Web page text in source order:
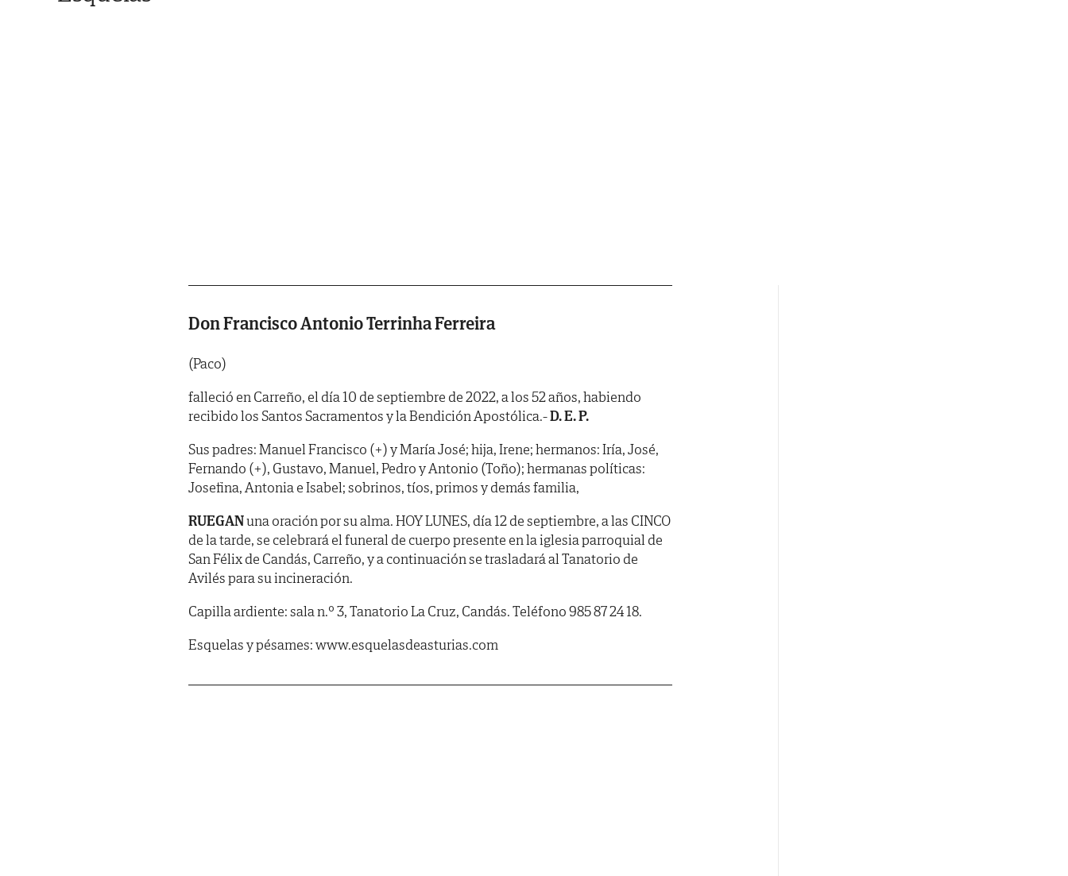
Don Francisco Antonio Terrinha Ferreira
(Paco)
falleció en Carreño, el día 10 de septiembre de 2022, a los 52 años, habiendo
recibido los Santos Sacramentos y la Bendición Apostólica.-D. E. P.
Sus padres: Manuel Francisco (+) y María José; hija, Irene; hermanos: Iría, José,
Fernando (+), Gustavo, Manuel, Pedro y Antonio (Toño); hermanas políticas:
Josefina, Antonia e Isabel; sobrinos, tíos, primos y demás familia,
RUEGANuna oración por su alma. HOY LUNES, día 12 de septiembre, a las CINCO
de la tarde, se celebrará el funeral de cuerpo presente en la iglesia parroquial de
San Félix de Candás, Carreño, y a continuación se trasladará al Tanatorio de
Avilés para su incineración.
Capilla ardiente: sala n.º 3, Tanatorio La Cruz, Candás. Teléfono 985 87 24 18.
Esquelas y pésames: www.esquelasdeasturias.com